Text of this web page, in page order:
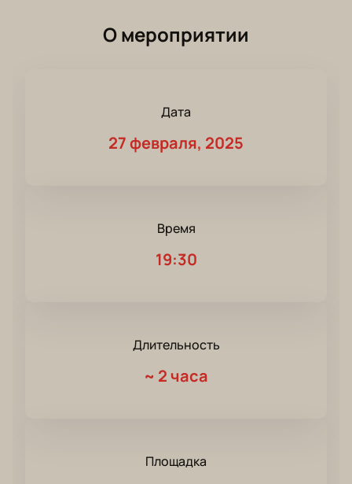
О мероприятии
Дата
27 февраля, 2025
Время
19:30
Длительность
~ 2 часа
Площадка